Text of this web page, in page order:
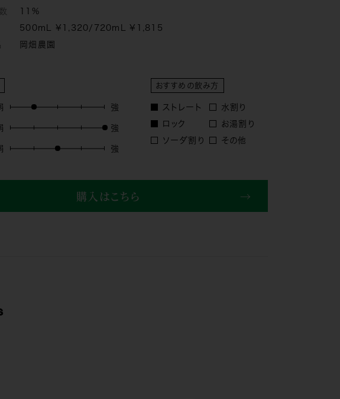
11%
500mL ¥1,320/720mL ¥1,815
岡畑農園
おすすめの飲み方
ストレート
水割り
ロック
お湯割り
ソーダ割り
その他
購入はこちら